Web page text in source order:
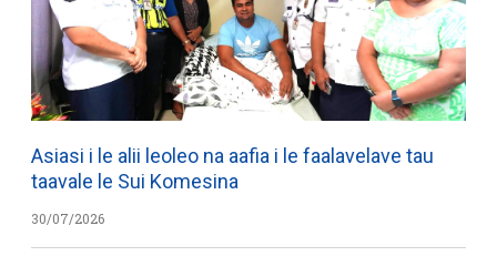
Asiasi i le alii leoleo na aafia i le faalavelave tau
taavale le Sui Komesina
30/07/2026